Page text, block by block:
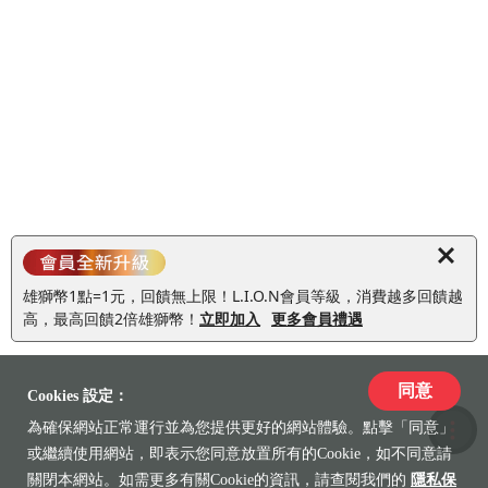
雄獅幣1點=1元，回饋無上限！L.I.O.N會員等級，消費越多回饋越
高，最高回饋2倍雄獅幣！ 立即加入 更多會員禮遇
收藏
Cookies 設定：
為確保網站正常運行並為您提供更好的網站體驗。點擊「同意」
或繼續使用網站，即表示您同意放置所有的Cookie，如不同意請
關閉本網站。如需更多有關Cookie的資訊，請查閱我們的 隱私保
同意